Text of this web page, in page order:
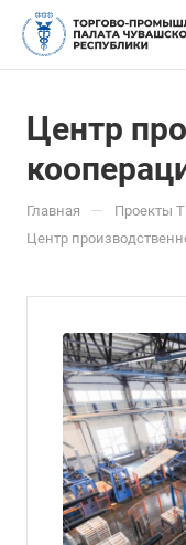
Центр
Главная — Проекты
Центр